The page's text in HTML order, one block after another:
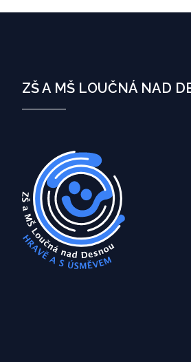
ZŠ A MŠ LOUČNÁ NAD